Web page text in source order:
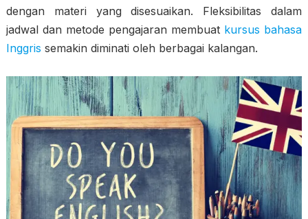
dengan materi yang disesuaikan. Fleksibilitas dalam
jadwal dan metode pengajaran membuat kursus bahasa
Inggris semakin diminati oleh berbagai kalangan.